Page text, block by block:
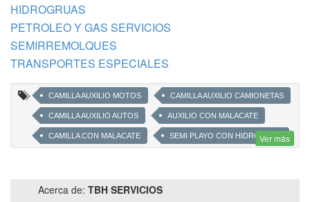
HIDROGRUAS
PETROLEO Y GAS SERVICIOS
SEMIRREMOLQUES
TRANSPORTES ESPECIALES
CAMILLA AUXILIO MOTOS CAMILLA AUXILIO CAMIONETAS
CAMILLA AUXILIO AUTOS AUXILIO CON MALACATE
CAMILLA CON MALACATE SEMI PLAYO CON HIDROGRUA
CAMIONES CON SEMIRREMOLQUES Y CARRETONES
Ver más
Acerca de: TBH SERVICIOS